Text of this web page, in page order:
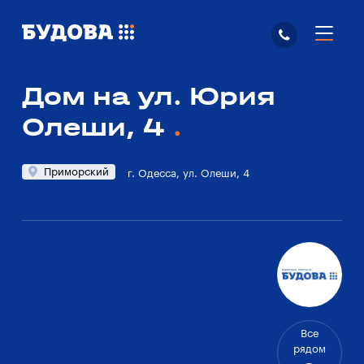
Дом на ул. Юрия
Олеши, 4
Приморский г. Одесса, ул. Олеши, 4
Все
рядом